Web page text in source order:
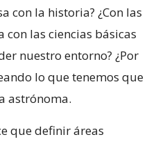
con la historia? ¿Con las
con las ciencias básicas
nuestro entorno? ¿Por
lo que tenemos que
astrónoma.
que definir áreas